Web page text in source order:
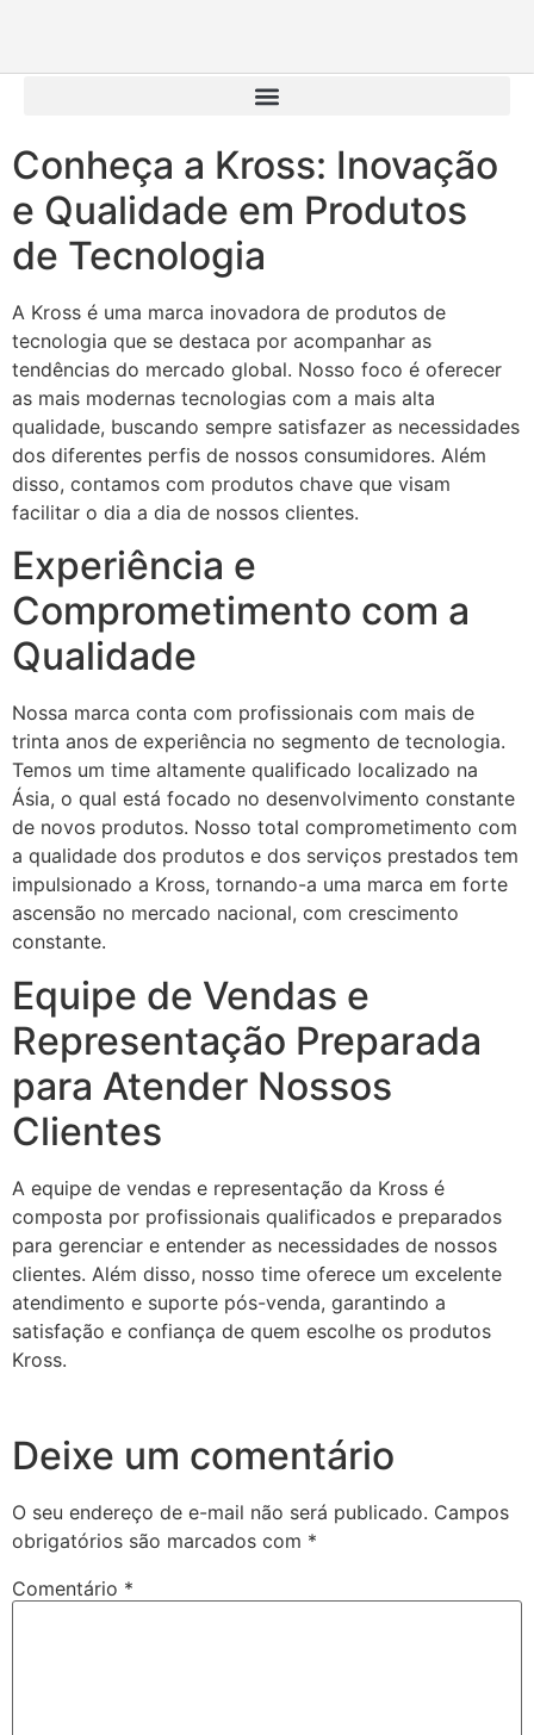
Conheça a Kross: Inovação
e Qualidade em Produtos
de Tecnologia
A Kross é uma marca inovadora de produtos de
tecnologia que se destaca por acompanhar as
tendências do mercado global. Nosso foco é oferecer
as mais modernas tecnologias com a mais alta
qualidade, buscando sempre satisfazer as necessidades
dos diferentes perfis de nossos consumidores. Além
disso, contamos com produtos chave que visam
facilitar o dia a dia de nossos clientes.
Experiência e
Comprometimento com a
Qualidade
Nossa marca conta com profissionais com mais de
trinta anos de experiência no segmento de tecnologia.
Temos um time altamente qualificado localizado na
Ásia, o qual está focado no desenvolvimento constante
de novos produtos. Nosso total comprometimento com
a qualidade dos produtos e dos serviços prestados tem
impulsionado a Kross, tornando-a uma marca em forte
ascensão no mercado nacional, com crescimento
constante.
Equipe de Vendas e
Representação Preparada
para Atender Nossos
Clientes
A equipe de vendas e representação da Kross é
composta por profissionais qualificados e preparados
para gerenciar e entender as necessidades de nossos
clientes. Além disso, nosso time oferece um excelente
atendimento e suporte pós-venda, garantindo a
satisfação e confiança de quem escolhe os produtos
Kross.
Deixe um comentário
O seu endereço de e-mail não será publicado. Campos
obrigatórios são marcados com *
Comentário *